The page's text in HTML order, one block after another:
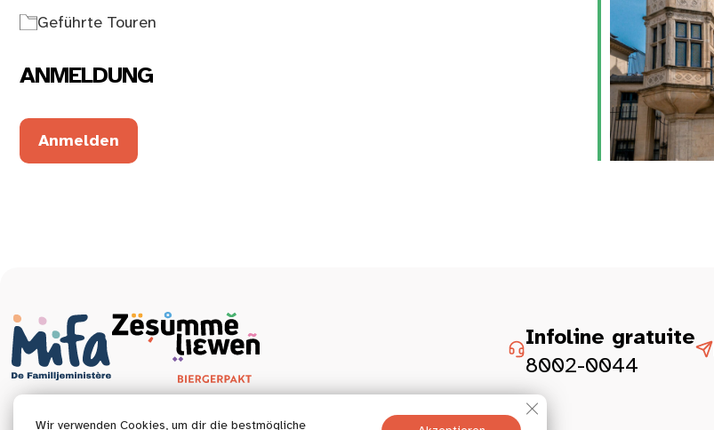
Geführte Touren
ANMELDUNG
Anmelden
Infoline gratuite
8002-0044
Wir verwenden Cookies, um dir die bestmögliche
GDPR Cookie-Banner schließen